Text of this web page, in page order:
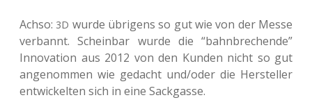
Achso: 3D wurde übri­gens so gut wie von der Messe
ver­bannt. Schein­bar wurde die “bahn­bre­chen­de”
Inno­va­ti­on aus 2012 von den Kunden nicht so gut
ange­nom­men wie gedacht und/oder die Her­stel­ler
ent­wi­ckel­ten sich in eine Sackgasse.